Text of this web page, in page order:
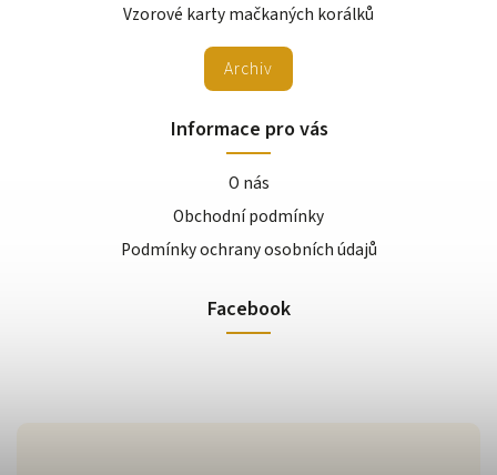
Vzorové karty mačkaných korálků
Archiv
Informace pro vás
O nás
Obchodní podmínky
Podmínky ochrany osobních údajů
Facebook